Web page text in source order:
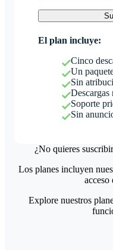
El plan incluye:
Cinco
Un
Sin
Descargas
Soporte
Sin
¿No quieres
Los planes incluyen
acceso
Explore nuestros